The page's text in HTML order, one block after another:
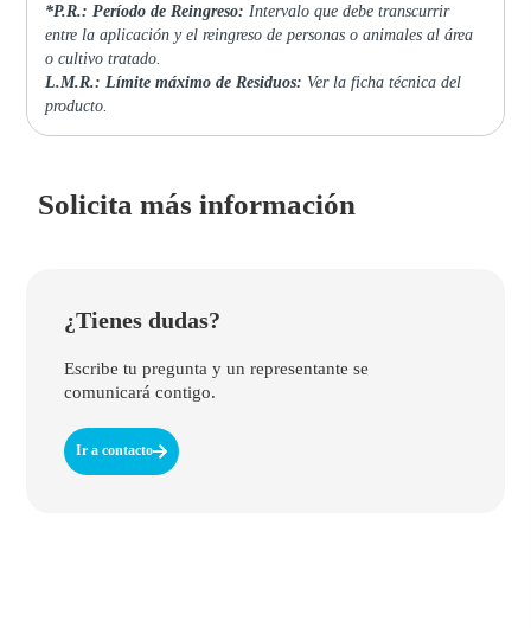
*P.R.: Período de Reingreso: Intervalo que debe transcurrir
entre la aplicación y el reingreso de personas o animales al área
o cultivo tratado.
L.M.R.: Límite máximo de Residuos: Ver la ficha técnica del
producto.
Solicita más información
¿Tienes dudas?
Escribe tu pregunta y un representante se
comunicará contigo.
Ir a contacto